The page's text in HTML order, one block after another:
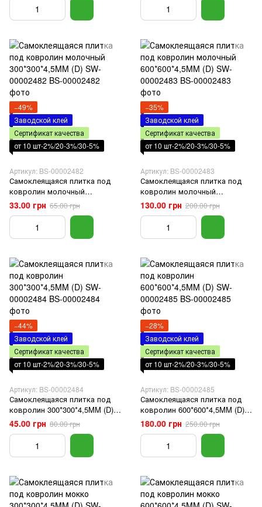
−49%
Заводской клей
Сертификат качества
от 10 шт-2%/20-3%/30-5%
Артикул: BS-00002482
Самоклеящаяся плитка под
ковролин молочный
300*300*4,5MM (D) SW-
00002482
33.00 грн 65.00 грн
−35%
Заводской клей
Сертификат качества
от 10 шт-2%/20-3%/30-5%
Артикул: BS-00002483
Самоклеящаяся плитка под
ковролин молочный
600*600*4,5MM (D) SW-
00002483
130.00 грн 200.00 грн
−44%
Заводской клей
Сертификат качества
от 10 шт-2%/20-3%/30-5%
Артикул: BS-00002484
Самоклеящаяся плитка под
ковролин 300*300*4,5MM (D)
SW-00002484
45.00 грн 80.00 грн
−28%
Заводской клей
Сертификат качества
от 10 шт-2%/20-3%/30-5%
Артикул: BS-00002485
Самоклеящаяся плитка под
ковролин 600*600*4,5MM (D)
SW-00002485
180.00 грн 250.00 грн